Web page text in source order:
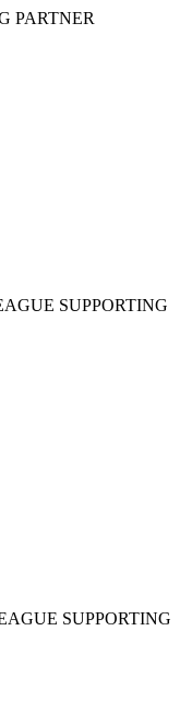
PARTNER
SUPPORTING
SUPPORTING